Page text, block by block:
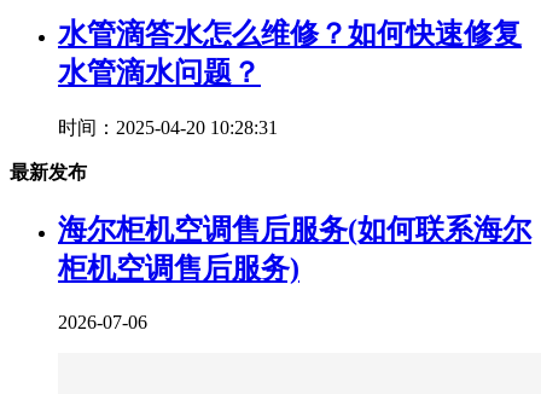
水管滴答水怎么维修？如何快速修复
水管滴水问题？
时间：2025-04-20 10:28:31
最新发布
海尔柜机空调售后服务(如何联系海尔
柜机空调售后服务)
2026-07-06